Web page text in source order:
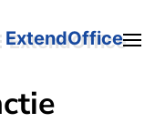
ExtendOffice